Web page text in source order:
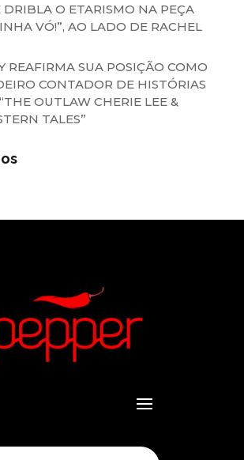
DRIBLA O ETARISMO NA PEÇA
VÓ!”, AO LADO DE RACHEL
REAFIRMA SUA POSIÇÃO COMO
CONTADOR DE HISTÓRIAS
OUTLAW CHERIE LEE &
TALES”